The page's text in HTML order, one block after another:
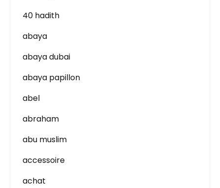
40 hadith
abaya
abaya dubai
abaya papillon
abel
abraham
abu muslim
accessoire
achat